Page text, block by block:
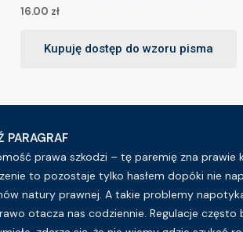
16.00 zł
Kupuję dostęp do wzoru pisma
PARAGRAF
prawa szkodzi – tę paremię zna prawie
to pozostaje tylko hasłem dopóki nie
natury prawnej. A takie problemy
otacza nas codziennie. Regulacje często